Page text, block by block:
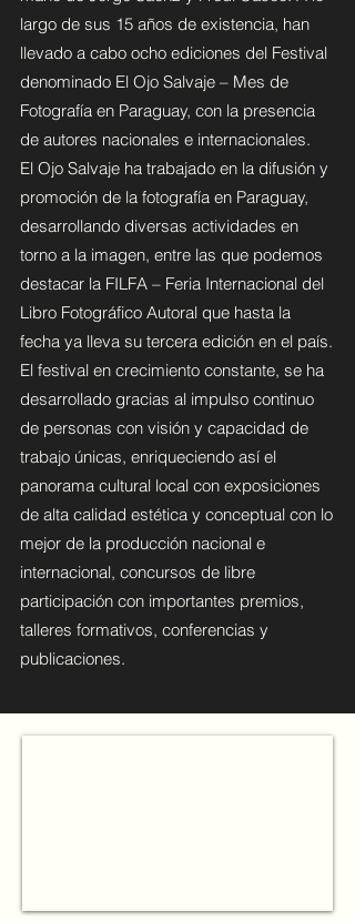
largo de sus 15 años de existencia, han
llevado a cabo ocho ediciones del Festival
denominado El Ojo Salvaje – Mes de
Fotografía en Paraguay, con la presencia
de autores nacionales e internacionales.
El Ojo Salvaje ha trabajado en la difusión y
promoción de la fotografía en Paraguay,
desarrollando diversas actividades en
torno a la imagen, entre las que podemos
destacar la FILFA – Feria Internacional del
Libro Fotográfico Autoral que hasta la
fecha ya lleva su tercera edición en el país.
El festival en crecimiento constante, se ha
desarrollado gracias al impulso continuo
de personas con visión y capacidad de
trabajo únicas, enriqueciendo así el
panorama cultural local con exposiciones
de alta calidad estética y conceptual con lo
mejor de la producción nacional e
internacional, concursos de libre
participación con importantes premios,
talleres formativos, conferencias y
publicaciones.